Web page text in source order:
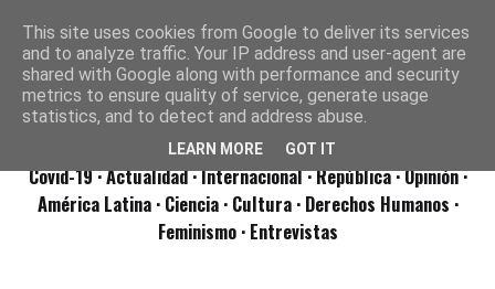
Covid-19· Actualidad· Internacional· República· Opinión·
América Latina · Ciencia · Cultura · Derechos Humanos ·
Feminismo · Entrevistas
This site uses cookies from Google to deliver its services
and to analyze traffic. Your IP address and user-agent are
shared with Google along with performance and security
metrics to ensure quality of service, generate usage
statistics, and to detect and address abuse.
LEARN MORE GOT IT